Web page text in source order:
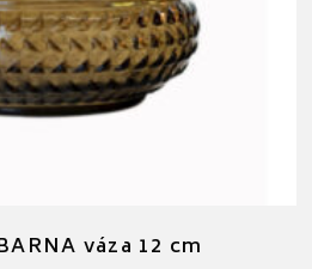
váza 12 cm